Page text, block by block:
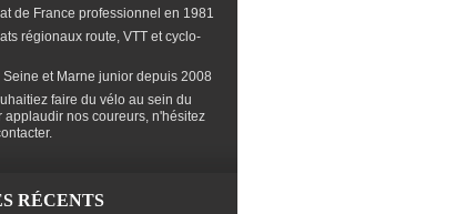
de France professionnel en 1981
régionaux route, VTT et cyclo-
et Marne junior depuis 2008
faire du vélo au sein du
applaudir nos coureurs, n'hésitez
RÉCENTS